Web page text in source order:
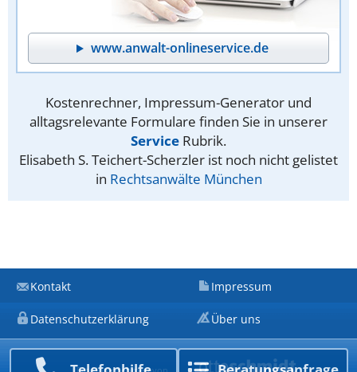
www.anwalt-onlineservice.de
Kostenrechner, Impressum-Generator und
alltagsrelevante Formulare finden Sie in unserer
Service Rubrik.
Elisabeth S. Teichert-Scherzler ist noch nicht gelistet
in Rechtsanwälte München
Kontakt Impressum
Datenschutzerklärung Über uns